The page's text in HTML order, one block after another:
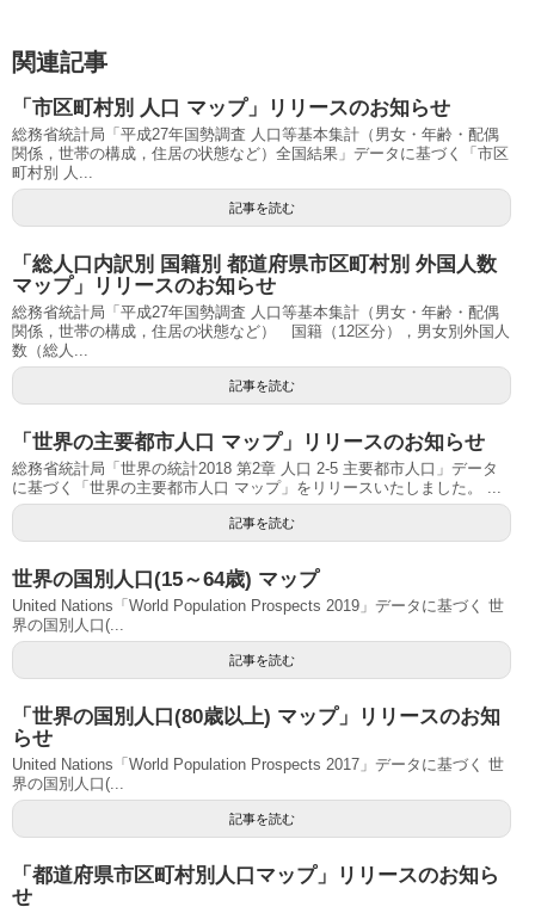
関連記事
「市区町村別 人口 マップ」リリースのお知らせ
総務省統計局「平成27年国勢調査 人口等基本集計（男女・年齢・配偶
関係，世帯の構成，住居の状態など）全国結果」データに基づく「市区
町村別 人...
記事を読む
「総人口内訳別 国籍別 都道府県市区町村別 外国人数
マップ」リリースのお知らせ
総務省統計局「平成27年国勢調査 人口等基本集計（男女・年齢・配偶
関係，世帯の構成，住居の状態など） 国籍（12区分），男女別外国人
数（総人...
記事を読む
「世界の主要都市人口 マップ」リリースのお知らせ
総務省統計局「世界の統計2018 第2章 人口 2-5 主要都市人口」データ
に基づく「世界の主要都市人口 マップ」をリリースいたしました。 ...
記事を読む
世界の国別人口(15～64歳) マップ
United Nations「World Population Prospects 2019」データに基づく 世
界の国別人口(...
記事を読む
「世界の国別人口(80歳以上) マップ」リリースのお知
らせ
United Nations「World Population Prospects 2017」データに基づく 世
界の国別人口(...
記事を読む
「都道府県市区町村別人口マップ」リリースのお知ら
せ